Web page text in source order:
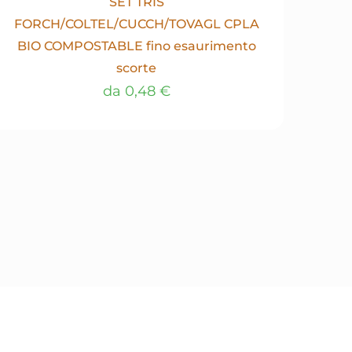
FORCH/COLTEL/CUCCH/TOVAGL CPLA
BIO COMPOSTABLE fino esaurimento
scorte
da 0,48 €